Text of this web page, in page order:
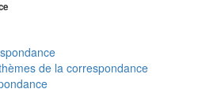
de la correspondance